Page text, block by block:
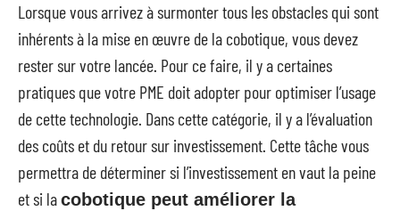
Lorsque vous arrivez à surmonter tous les obstacles qui sont
inhérents à la mise en œuvre de la cobotique, vous devez
rester sur votre lancée. Pour ce faire, il y a certaines
pratiques que votre PME doit adopter pour optimiser l’usage
de cette technologie. Dans cette catégorie, il y a l’évaluation
des coûts et du retour sur investissement. Cette tâche vous
permettra de déterminer si l’investissement en vaut la peine
et si lacobotique peut améliorer la